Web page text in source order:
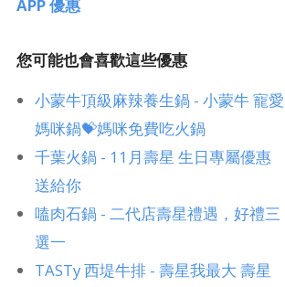
APP 優惠
您可能也會喜歡這些優惠
小蒙牛頂級麻辣養生鍋 - 小蒙牛 寵愛
媽咪鍋💝媽咪免費吃火鍋
千葉火鍋 - 11月壽星 生日專屬優惠
送給你
嗑肉石鍋 - 二代店壽星禮遇，好禮三
選一
TASTy 西堤牛排 - 壽星我最大 壽星